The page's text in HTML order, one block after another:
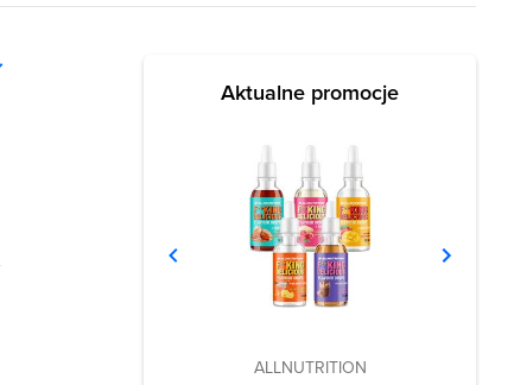
Aktualne promocje
ALLNUTRITION